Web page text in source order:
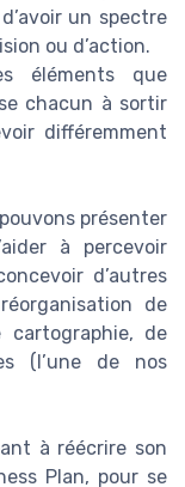
un spectre
ou d’action.
éléments que
chacun à sortir
différemment
présenter
à percevoir
d’autres
de
cartographie, de
(l’une de nos
à réécrire son
Plan, pour se